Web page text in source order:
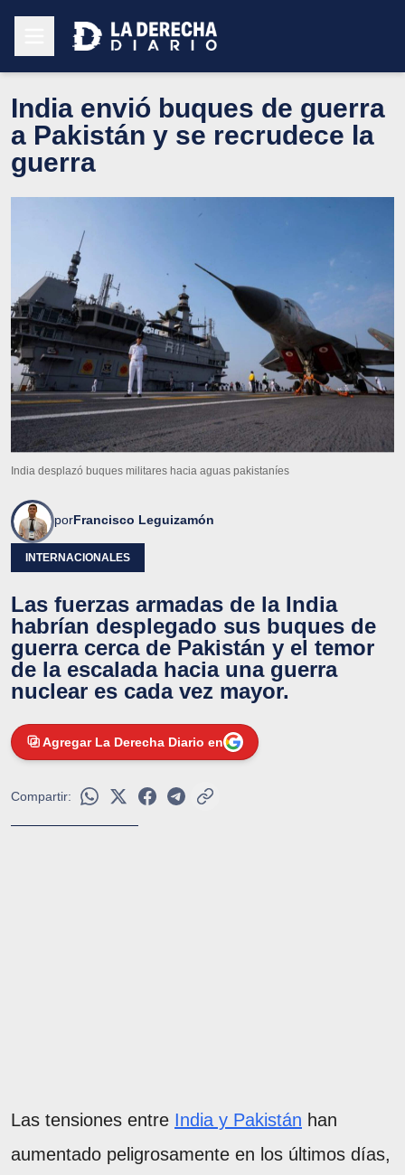
India envió buques de guerra
a Pakistán y se recrudece la
guerra
India desplazó buques militares hacia aguas pakistaníes
porFrancisco Leguizamón
INTERNACIONALES
Las fuerzas armadas de la India
habrían desplegado sus buques de
guerra cerca de Pakistán y el temor
de la escalada hacia una guerra
nuclear es cada vez mayor.
Agregar La Derecha Diario en
Compartir:
Las tensiones entre India y Pakistán han
aumentado peligrosamente en los últimos días,